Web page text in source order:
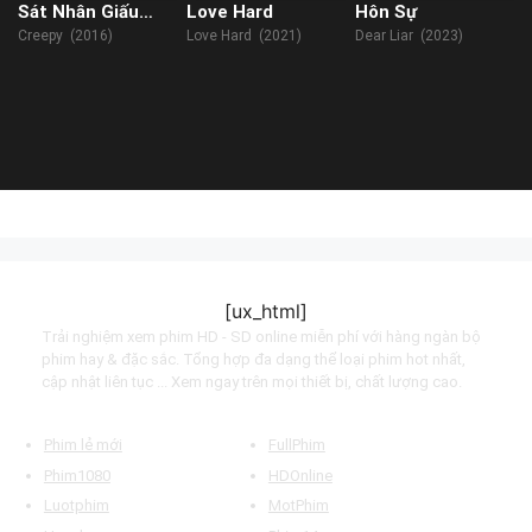
Sát Nhân Giấu
Mặt
Creepy (2016)
Love Hard
Love Hard (2021)
Hôn Sự
Dear Liar (2023)